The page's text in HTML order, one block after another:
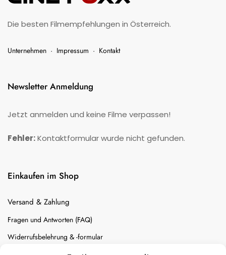
Die besten Filmempfehlungen in Österreich.
Unternehmen · Impressum · Kontakt
Newsletter Anmeldung
Jetzt anmelden und keine Filme verpassen!
Fehler:Kontaktformular wurde nicht gefunden.
Einkaufen im Shop
Versand & Zahlung
Fragen und Antworten (FAQ)
Widerrufsbelehrung & -formular